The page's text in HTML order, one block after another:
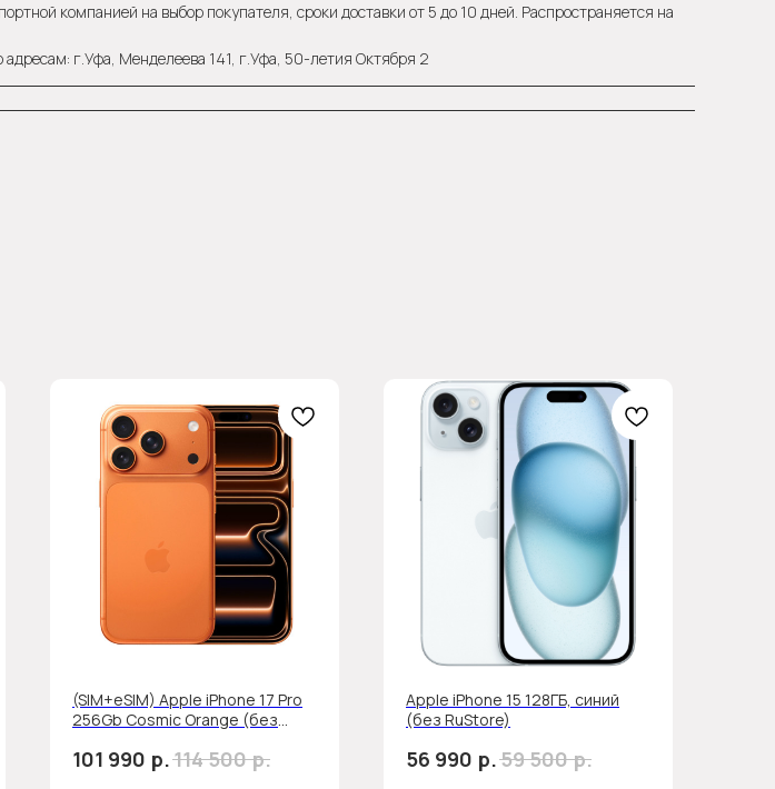
компанией на выбор покупателя, сроки доставки от 5 до 10 дней. Распространяется на
г.Уфа, Менделеева 141, г.Уфа, 50-летия Октября 2
(SIM+eSIM) Apple iPhone 17 Pro
256Gb Cosmic Orange (без
101 990 р.114 500 р.
Apple iPhone 15 128ГБ, синий
(без RuStore)
56 990 р.59 500 р.